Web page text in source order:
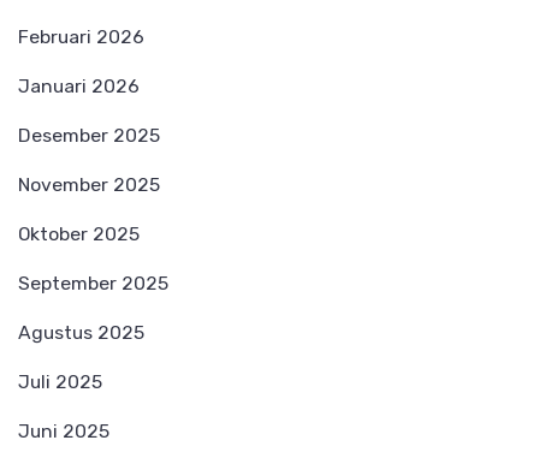
Februari 2026
Januari 2026
Desember 2025
November 2025
Oktober 2025
September 2025
Agustus 2025
Juli 2025
Juni 2025